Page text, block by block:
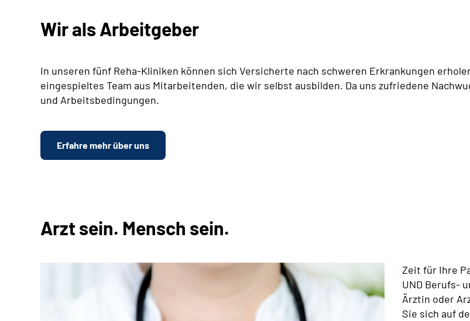
Wir als Arbeitgeber
In unseren fünf Reha-Kliniken können sich Versicherte nach schweren Erkrankungen
eingespieltes Team aus Mitarbeitenden, die wir selbst ausbilden. Da uns zufriedene
und Arbeitsbedingungen.
Erfahre mehr über uns
Arzt sein. Mensch sein.
Zeit für Ihre
UND Berufs-
Ärztin oder
Sie sich auf